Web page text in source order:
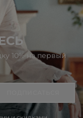
10% на первый